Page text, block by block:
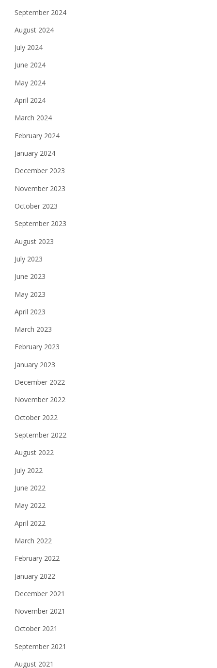
September 2024
August 2024
July 2024
June 2024
May 2024
April 2024
March 2024
February 2024
January 2024
December 2023
November 2023
October 2023
September 2023
August 2023
July 2023
June 2023
May 2023
April 2023
March 2023
February 2023
January 2023
December 2022
November 2022
October 2022
September 2022
August 2022
July 2022
June 2022
May 2022
April 2022
March 2022
February 2022
January 2022
December 2021
November 2021
October 2021
September 2021
August 2021